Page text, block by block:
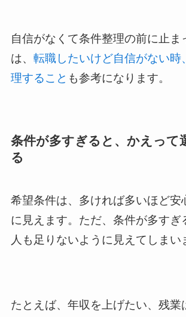
自信がなくて条件整理の前に止ま
は、 転職したいけど自信がない時
理すること も参考になります。
条件が多すぎると、かえって
る
希望条件は、多ければ多いほど安
に見えます。ただ、条件が多すぎ
人も足りないように見えてしまい
たとえば、年収を上げたい、残業